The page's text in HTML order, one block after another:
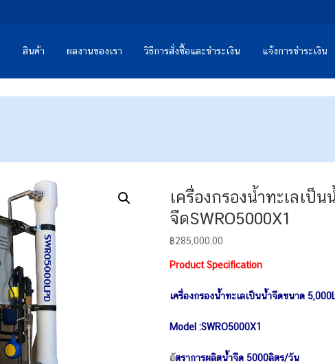
สินค้า ผลงานของเรา วิธีการสั่งซื้อและชำระเงิน แจ้งการชำระเงิน
เครื่องกรองน้ำทะเลเป็น
จืดSWRO5000X1
฿285,000.00
Product Specification
เครื่องกรองน้ำทะเลเป็นน้ำจืดขนาด
Model :SWRO5000X1
อัตราการผลิตน้ำจืด 5000ลิตร/วัน